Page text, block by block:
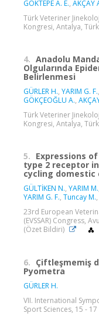
GÖKTEPE A. E., AKÇAY
Türk Veteriner
Kongresi, Antalya,
4. Anadolu
Olgularında
Belirlenmesi
GÜRLER H., YARIM G. F.,
GÖKÇEOĞLU A.,
Türk Veteriner
Kongresi, Antalya,
5. Expressions
type 2 receptor
cycling domestic
GÜLTİKEN N., YARIM M.
YARIM G. F., Tuncay M.
23rd European
(EVSSAR) Congress,
(Özet Bildiri)
6. Çiftleşmemiş
Pyometra
GÜRLER H.
VII. International
Sport Sciences, 15 -